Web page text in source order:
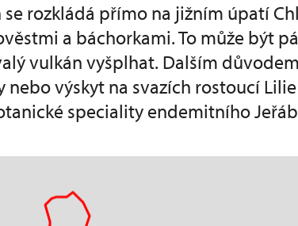
rozkládá přímo na jižním úpatí
a báchorkami. To může být
vulkán vyšplhat. Dalším
nebo výskyt na svazích rostoucí
speciality endemitního